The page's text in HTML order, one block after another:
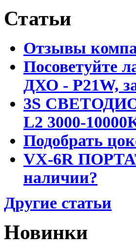
Статьи
Отзывы
Посоветуйте
ДХО - P21W,
3S
L2 3000-
Подобрать
VX-6R
наличии?
Другие статьи
Новинки